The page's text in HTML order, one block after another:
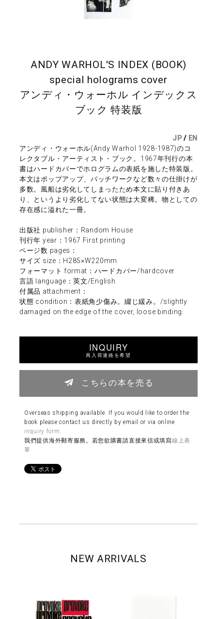
ANDY WARHOL'S INDEX (BOOK)
special holograms cover
アンディ・ウォーホル インデックス
ブック 特装版
JP / EN
アンディ・ウォーホル(Andy Warhol 1928-1987)のコ
レクタブル・アーティスト・ブック。1967年刊行の本
書はハードカバーでホログラムの表紙を施した特装版。
本文はポップアップ、パッチワークなど数々の仕掛けが
多数。風船は劣化してしまったため本文に貼り付きあ
り、というより劣化してない状態は大変稀。物としての
存在感に溢れた一冊。
出版社 publisher：Random House
刊行年 year：1967 First printing
ページ数 pages：
サイズ size：H285×W220mm
フォーマット format：ハードカバー/hardcover
言語 language：英文/English
付属品 attachment：
状態 condition：表紙角少傷み。綴じ緩み。/slightly
damaged on the edge of the cover, loose binding.
INQUIRY
再入荷連絡を希望
こちらの本を売る
Overseas shipping available. If you would like to order the
book please contact us directly by email or via online
inquiry form
我們提供海外郵寄服務。若您欲購書請直接來信或填寫線上表
單
NEW ARRIVALS